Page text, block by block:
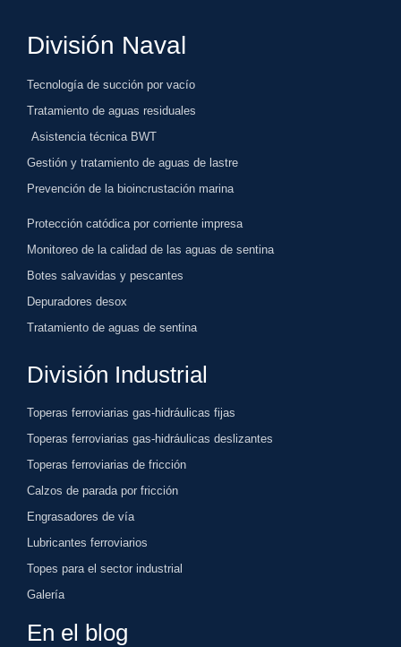
División Naval
Tecnología de succión por vacío
Tratamiento de aguas residuales
Asistencia técnica BWT
Gestión y tratamiento de aguas de lastre
Prevención de la bioincrustación marina
Protección catódica por corriente impresa
Monitoreo de la calidad de las aguas de sentina
Botes salvavidas y pescantes
Depuradores desox
Tratamiento de aguas de sentina
División Industrial
Toperas ferroviarias gas-hidráulicas fijas
Toperas ferroviarias gas-hidráulicas deslizantes
Toperas ferroviarias de fricción
Calzos de parada por fricción
Engrasadores de vía
Lubricantes ferroviarios
Topes para el sector industrial
Galería
En el blog